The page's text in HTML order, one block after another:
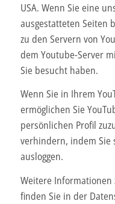
USA. Wenn Sie eine
ausgestatteten Seiten
zu den Servern von
dem Youtube-Server
Sie besucht haben.
Wenn Sie in Ihrem
ermöglichen Sie
persönlichen Profil
verhindern, indem Sie
ausloggen.
Weitere Informationen
finden Sie in der